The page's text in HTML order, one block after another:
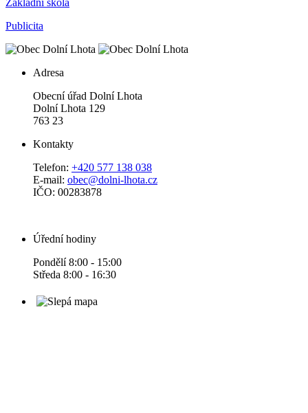
Základní škola
Publicita
Adresa
Obecní úřad Dolní Lhota
Dolní Lhota 129
763 23
Kontakty
Telefon: +420 577 138 038
E-mail: obec@dolni-lhota.cz
IČO: 00283878
Úřední hodiny
Pondělí 8:00 - 15:00
Středa 8:00 - 16:30